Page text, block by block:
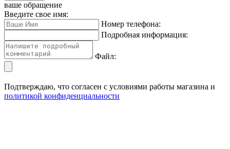
ваше обращение
Введите свое имя:
Номер телефона:
Подробная информация:
Файл:
Подтверждаю, что согласен с условиями работы магазина и
политикой конфиденциальности